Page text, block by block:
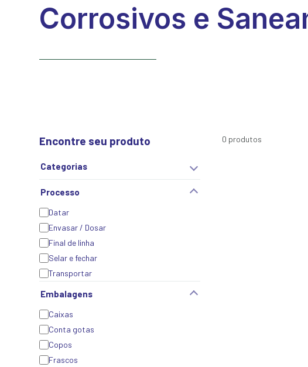
Corrosivos e
Encontre seu produto
Categorias
Processo
Datar
Envasar / Dosar
Final de linha
Selar e fechar
Transportar
Embalagens
Caixas
Conta gotas
Copos
Frascos
0 produtos